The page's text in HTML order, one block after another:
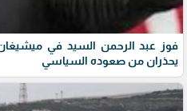
فوز عبد الرحمن السيد في
يحذران من صعوده السياسي